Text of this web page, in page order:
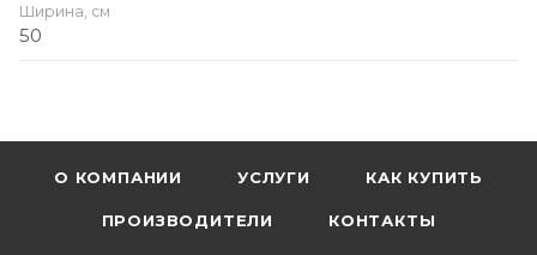
Ширина, см
50
О КОМПАНИИ УСЛУГИ КАК КУПИТЬ
ПРОИЗВОДИТЕЛИ КОНТАКТЫ